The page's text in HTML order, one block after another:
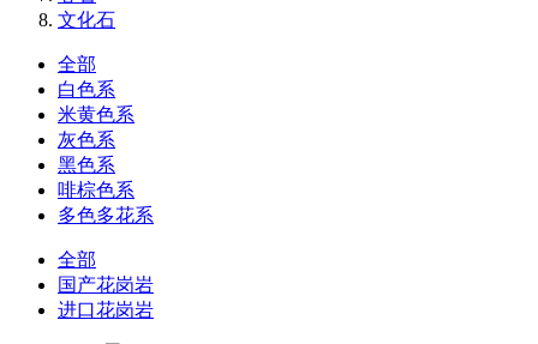
文化石
全部
白色系
米黄色系
灰色系
黑色系
啡棕色系
多色多花系
全部
国产花岗岩
进口花岗岩